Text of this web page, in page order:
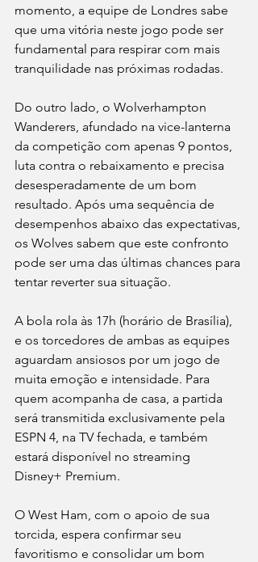
momento, a equipe de Londres sabe
que uma vitória neste jogo pode ser
fundamental para respirar com mais
tranquilidade nas próximas rodadas.
Do outro lado, o Wolverhampton
Wanderers, afundado na vice-lanterna
da competição com apenas 9 pontos,
luta contra o rebaixamento e precisa
desesperadamente de um bom
resultado. Após uma sequência de
desempenhos abaixo das expectativas,
os Wolves sabem que este confronto
pode ser uma das últimas chances para
tentar reverter sua situação.
A bola rola às 17h (horário de Brasília),
e os torcedores de ambas as equipes
aguardam ansiosos por um jogo de
muita emoção e intensidade. Para
quem acompanha de casa, a partida
será transmitida exclusivamente pela
ESPN 4, na TV fechada, e também
estará disponível no streaming
Disney+ Premium.
O West Ham, com o apoio de sua
torcida, espera confirmar seu
favoritismo e consolidar um bom